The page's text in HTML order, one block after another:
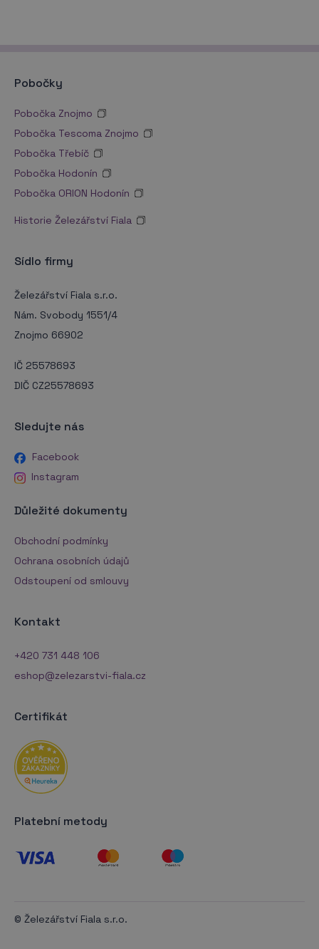
Pobočky
Pobočka Znojmo
Pobočka Tescoma Znojmo
Pobočka Třebíč
Pobočka Hodonín
Pobočka ORION Hodonín
Historie Železářství Fiala
Sídlo firmy
Železářství Fiala s.r.o.
Nám. Svobody 1551/4
Znojmo 66902
IČ 25578693
DIČ CZ25578693
Sledujte nás
Facebook
Instagram
Důležité dokumenty
Obchodní podmínky
Ochrana osobních údajů
Odstoupení od smlouvy
Kontakt
+420 731 448 106
eshop@zelezarstvi-fiala.cz
Certifikát
Platební metody
© Železářství Fiala s.r.o.